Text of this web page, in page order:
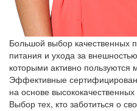
Большой выбор качественных
питания и ухода за
которыми активно
Эффективные
на основе
Выбор тех, кто заботиться о